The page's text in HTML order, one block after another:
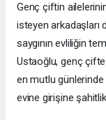
Genç çiftin
isteyen arkadaşları
saygının evliliğin
Ustaoğlu, genç çifte
en mutlu günlerinde
evine girişine